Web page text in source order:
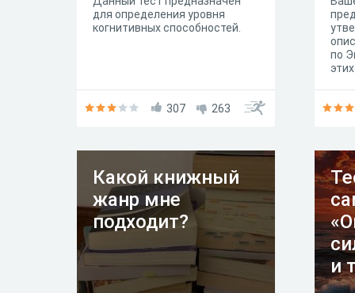
для определения уровня
когнитивных способностей.
307 263
по
Какой книжный
жанр мне
подходит?
и